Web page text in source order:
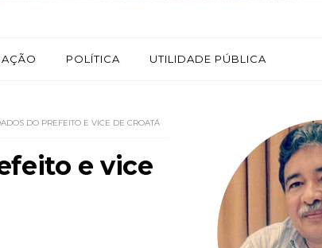
POLÍTICA UTILIDADE PÚBLICA
DO PREFEITO E VICE DE CROATÁ
e vice